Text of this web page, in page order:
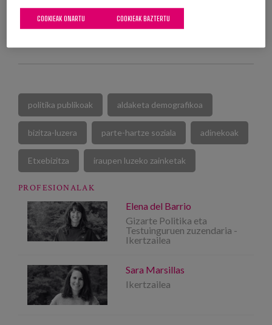
IKUSI ARGITALPENA
politika publikoak aldaketa demografikoa
bizitza-luzera parte-hartze soziala adinekoak
Etxebizitza iraupen luzeko zainketak
PROFESIONALAK
Elena del Barrio
Gizarte Politika eta
Testuinguruen zuzendaria -
Ikertzailea
Sara Marsillas
Ikertzailea
COOKIEAK BAZTERTU
COOKIEAK ONARTU